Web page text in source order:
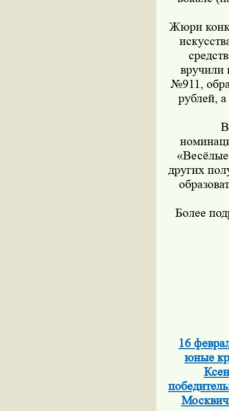
Жюри
вручили
№911,
рублей,
других
Более
16
юные